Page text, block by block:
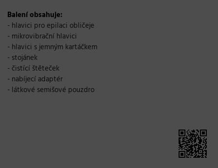
Balení obsahuje:
- hlavici pro epilaci obličeje
- mikrovibrační hlavici
- hlavici s jemným kartáčkem
- stojánek
- čistící štěteček
- nabíjecí adaptér
- látkové semišové pouzdro